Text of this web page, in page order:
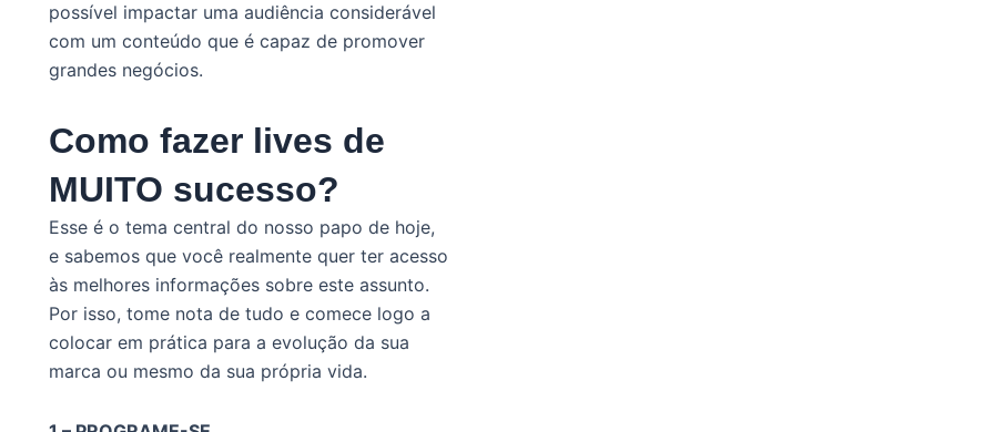
possível impactar uma audiência considerável
com um conteúdo que é capaz de promover
grandes negócios.
Como fazer lives de
MUITO sucesso?
Esse é o tema central do nosso papo de hoje,
e sabemos que você realmente quer ter acesso
às melhores informações sobre este assunto.
Por isso, tome nota de tudo e comece logo a
colocar em prática para a evolução da sua
marca ou mesmo da sua própria vida.